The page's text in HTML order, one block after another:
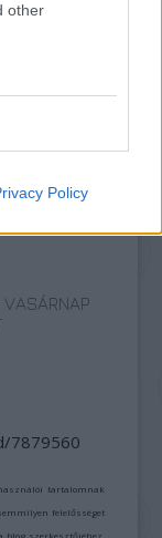
other
Policy
VASÁRNAP
7879560
tartalomnak
felelősséget
szerkesztőjéhez.